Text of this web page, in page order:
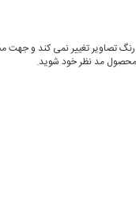
تصاویر تغییر نمی کند و جهت
محصول مد نظر خود شوید.